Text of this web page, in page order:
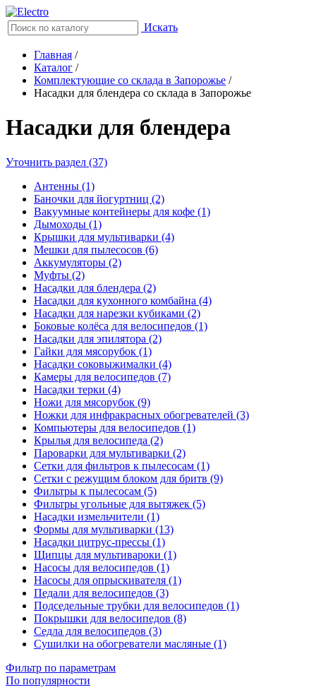
Искать
Главная /
Каталог /
Комплектующие со склада в Запорожье /
Насадки для блендера со склада в Запорожье
Насадки для блендера
Уточнить раздел (37)
Антенны (1)
Баночки для йогуртниц (2)
Вакуумные контейнеры для кофе (1)
Дымоходы (1)
Крышки для мультиварки (4)
Мешки для пылесосов (6)
Аккумуляторы (2)
Муфты (2)
Насадки для блендера (2)
Насадки для кухонного комбайна (4)
Насадки для нарезки кубиками (2)
Боковые колёса для велосипедов (1)
Насадки для эпилятора (2)
Гайки для мясорубок (1)
Насадки соковыжималки (4)
Камеры для велосипедов (7)
Насадки терки (4)
Ножи для мясорубок (9)
Ножки для инфракрасных обогревателей (3)
Компьютеры для велосипедов (1)
Крылья для велосипеда (2)
Пароварки для мультиварки (2)
Сетки для фильтров к пылесосам (1)
Сетки с режущим блоком для бритв (9)
Фильтры к пылесосам (5)
Фильтры угольные для вытяжек (5)
Насадки измельчители (1)
Формы для мультиварки (13)
Насадки цитрус-прессы (1)
Щипцы для мультивароки (1)
Насосы для велосипедов (1)
Насосы для опрыскивателя (1)
Педали для велосипедов (3)
Подседельные трубки для велосипедов (1)
Покрышки для велосипедов (8)
Седла для велосипедов (3)
Сушилки на обогреватели масляные (1)
Фильтр по параметрам
По популярности